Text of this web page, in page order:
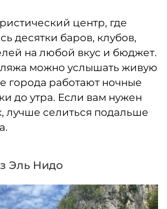
центр, где
десятки баров, клубов,
на любой вкус и бюджет.
можно услышать живую
города работают ночные
до утра. Если вам нужен
лучше селиться подальше
Эль Нидо